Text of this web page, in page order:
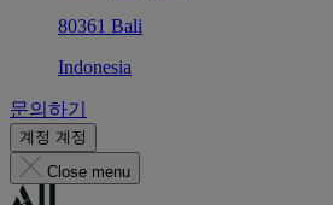
80361 Bali
Indonesia
문의하기
계정 계정
Close menu